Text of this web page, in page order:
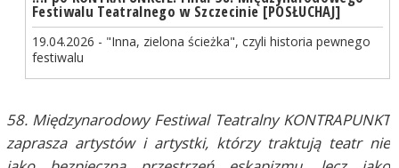
Festiwalu Teatralnego w Szczecinie [POSŁUCHAJ]
19.04.2026 - "Inna, zielona ścieżka", czyli historia pewnego
festiwalu
58. Międzynarodowy Festiwal Teatralny KONTRAPUNKT
zaprasza artystów i artystki, którzy traktują teatr nie